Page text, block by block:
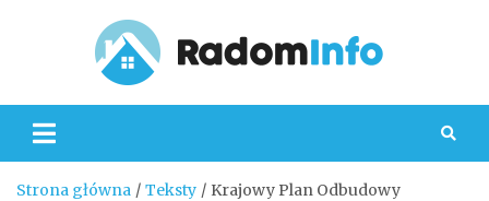
Strona główna Teksty Krajowy Plan Odbudowy